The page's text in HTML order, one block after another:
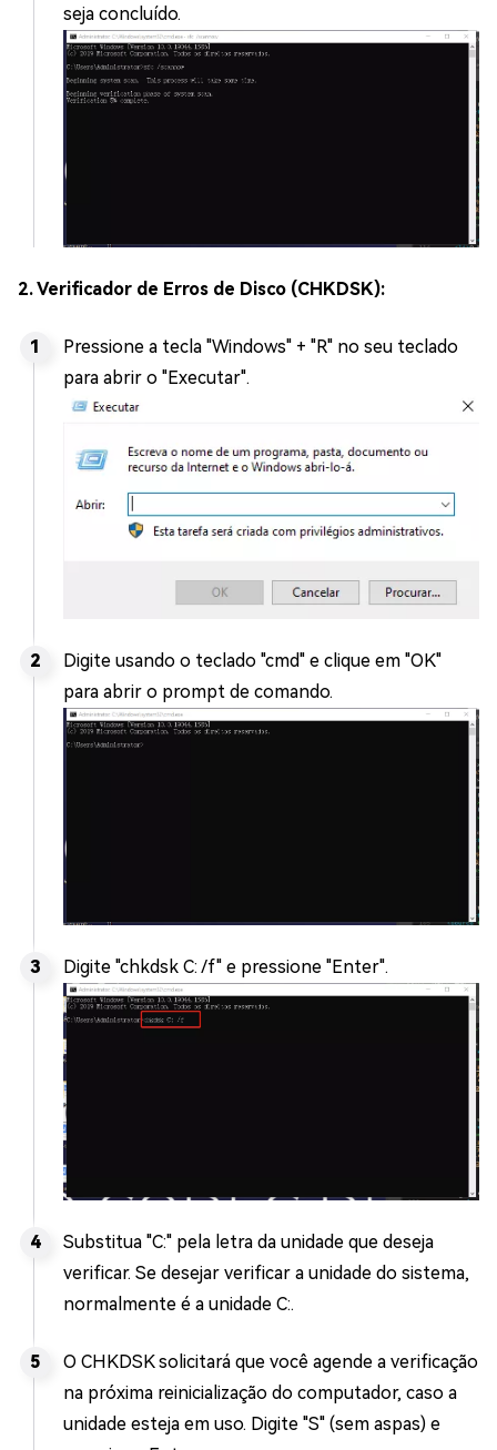
seja concluído.
2. Verificador de Erros de Disco (CHKDSK):
Pressione a tecla "Windows" + "R" no seu teclado
para abrir o "Executar".
Digite usando o teclado "cmd" e clique em "OK"
para abrir o prompt de comando.
Digite "chkdsk C: /f" e pressione "Enter".
Substitua "C:" pela letra da unidade que deseja
verificar. Se desejar verificar a unidade do sistema,
normalmente é a unidade C:.
O CHKDSK solicitará que você agende a verificação
na próxima reinicialização do computador, caso a
unidade esteja em uso. Digite "S" (sem aspas) e